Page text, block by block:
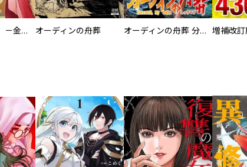
大正夜伽浪漫 －金曜日の花嫁— オーディンの舟葬 オーディンの舟葬 分冊版